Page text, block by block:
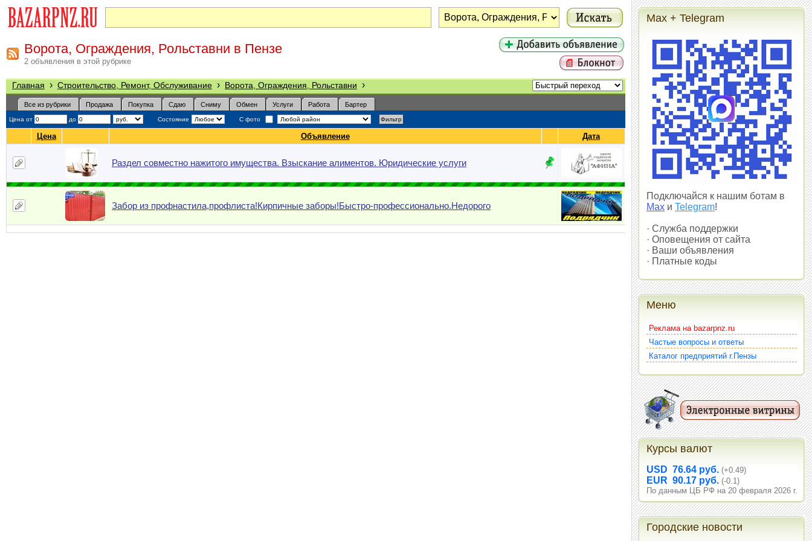
Ворота, Ограждения, Рольставни в Пензе
2 объявления в этой рубрике
Главная › Строительство, Ремонт, Обслуживание › Ворота, Ограждения, Рольставни ›
Все из рубрики Продажа Покупка Сдаю Сниму Обмен Услуги Работа Бартер
Цена от до Состояние С фото
Цена Объявление Дата
Раздел совместно нажитого имущества. Взыскание алиментов. Юридические услуги
Забор из профнастила,профлиста!Кирпичные заборы!Быстро-профессионально.Недорого
Max + Telegram
Подключайся к нашим ботам в
Max и Telegram!
· Служба поддержки
· Оповещения от сайта
· Ваши объявления
· Платные коды
Меню
Реклама на bazarpnz.ru
Частые вопросы и ответы
Каталог предприятий г.Пензы
Курсы валют
USD 76.64 руб. (+0.49)
EUR 90.17 руб. (-0.1)
По данным ЦБ РФ на 20 февраля 2026 г.
Городские новости